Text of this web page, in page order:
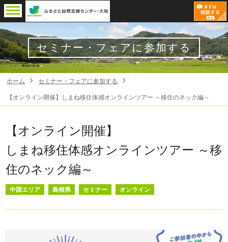
セミナー・フェアに参加する
ホーム セミナー・フェアに参加する
【オンライン開催】しまね移住体感オンラインツアー ～移住のネック編～
【オンライン開催】
しまね移住体感オンラインツアー ～移
住のネック編～
中国エリア 島根県 セミナー オンライン